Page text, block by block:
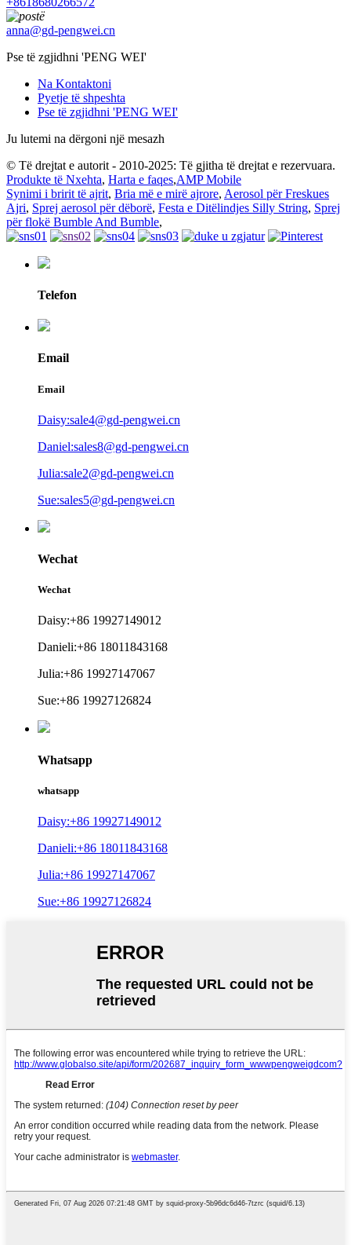
anna@gd-pengwei.cn
Pse të zgjidhni 'PENG WEI'
Na Kontaktoni
Pyetje të shpeshta
Pse të zgjidhni 'PENG WEI'
Ju lutemi na dërgoni një mesazh
© Të drejtat e autorit - 2010-2025: Të gjitha të drejtat e rezervuara.
Produkte të Nxehta, Harta e faqes,AMP Mobile
Synimi i bririt të ajrit, Bria më e mirë ajrore, Aerosol për Freskues
Ajri, Sprej aerosol për dëborë, Festa e Ditëlindjes Silly String, Sprej
për flokë Bumble And Bumble,
Telefon
Email
Email
Daisy:sale4@gd-pengwei.cn
Daniel:sales8@gd-pengwei.cn
Julia:sale2@gd-pengwei.cn
Sue:sales5@gd-pengwei.cn
Wechat
Wechat
Daisy:+86 19927149012
Danieli:+86 18011843168
Julia:+86 19927147067
Sue:+86 19927126824
Whatsapp
whatsapp
Daisy:+86 19927149012
Danieli:+86 18011843168
Julia:+86 19927147067
Sue:+86 19927126824